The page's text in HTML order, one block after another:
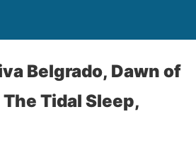
Belgrado, Dawn of
Tidal Sleep,